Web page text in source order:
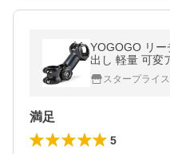
YOGOGO リー
出し 軽量 可変
ク ハンドルバ
スタープライス
満足
5